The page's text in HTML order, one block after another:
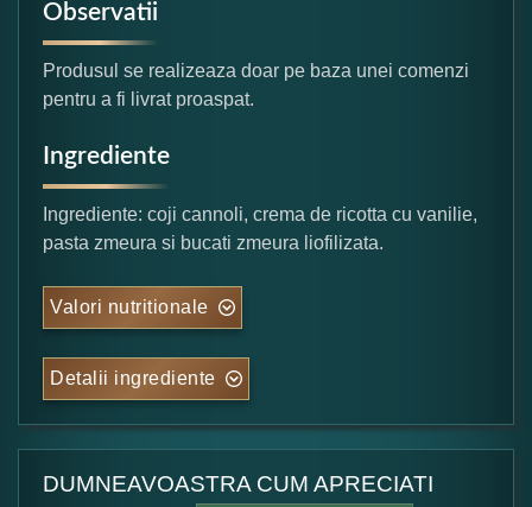
Observatii
Produsul se realizeaza doar pe baza unei comenzi
pentru a fi livrat proaspat.
Ingrediente
Ingrediente: coji cannoli, crema de ricotta cu vanilie,
pasta zmeura si bucati zmeura liofilizata.
Valori nutritionale
Detalii ingrediente
DUMNEAVOASTRA CUM APRECIATI